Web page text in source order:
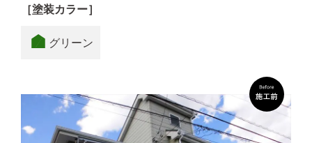
［塗装カラー］
グリーン